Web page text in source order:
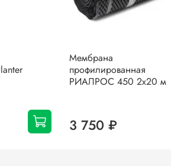
Мембрана
профилированная
РИАЛРОС 450 2х20 м
3 750 ₽